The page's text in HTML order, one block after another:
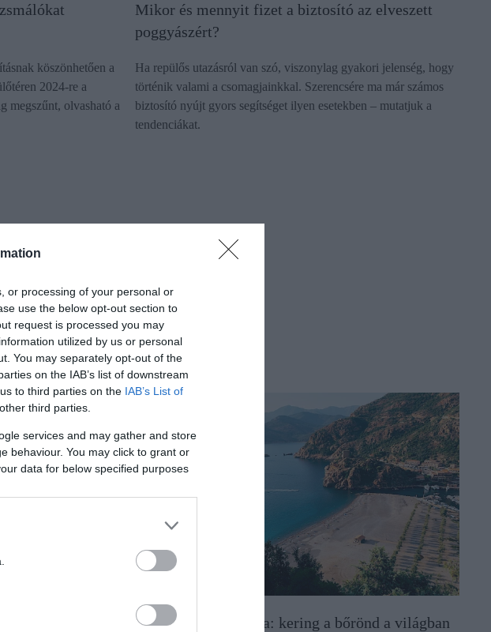
or processing of your personal or
use the below opt-out section to
request is processed you may
utilized by us or personal
You may separately opt-out of the
on the IAB’s list of downstream
to third parties on the IAB’s List of
third parties.
services and may gather and store
behaviour. You may click to grant or
data for below specified purposes
köszönhetően a
2024-re a
megszűnt, olvasható a
Mikor és mennyit fizet a biztosító az elveszett
poggyászért?
Ha repülős utazásról van szó, viszonylag gyakori jelenség, hogy
történik valami a csomagjainkkal. Szerencsére ma már számos
biztosító nyújt gyors segítséget ilyen esetekben – mutatjuk a
tendenciákat.
utazó Vakációzok rémálma: kering a bőrönd a világban